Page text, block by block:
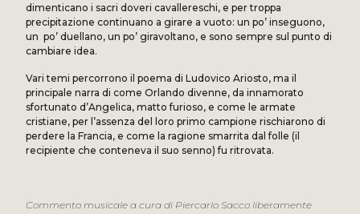
dimenticano i sacri doveri cavallereschi, e per troppa
precipitazione continuano a girare a vuoto: un po’ inseguono,
un po’ duellano, un po’ giravoltano, e sono sempre sul punto di
cambiare idea.
Vari temi percorrono il poema di Ludovico Ariosto, ma il
principale narra di come Orlando divenne, da innamorato
sfortunato d’Angelica, matto furioso, e come le armate
cristiane, per l’assenza del loro primo campione rischiarono di
perdere la Francia, e come la ragione smarrita dal folle (il
recipiente che conteneva il suo senno) fu ritrovata.
Commento musicale a cura di Piercarlo Sacco liberamente